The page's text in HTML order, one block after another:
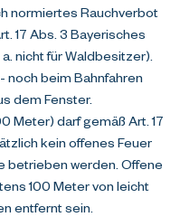
normiertes Rauchverbot
17 Abs. 3 Bayerisches
nicht für Waldbesitzer).
noch beim Bahnfahren
dem Fenster.
Meter) darf gemäß Art. 17
kein offenes Feuer
betrieben werden. Offene
100 Meter von leicht
entfernt sein.